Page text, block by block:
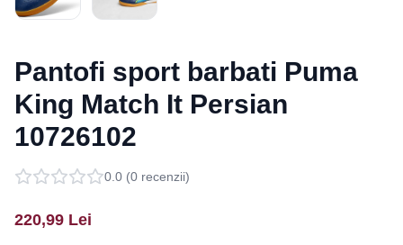
Pantofi sport barbati Puma
King Match It Persian
10726102
0.0 (0 recenzii)
220,99 Lei